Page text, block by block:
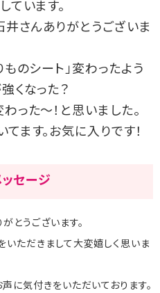
ています。
井さんありがとうございま
ものシート」変わったよう
くなった？
った～！と思いました。
ます。お気に入りです！
セージ
とうございます。
いただきまして大変嬉しく思いま
に気付きをいただいております。